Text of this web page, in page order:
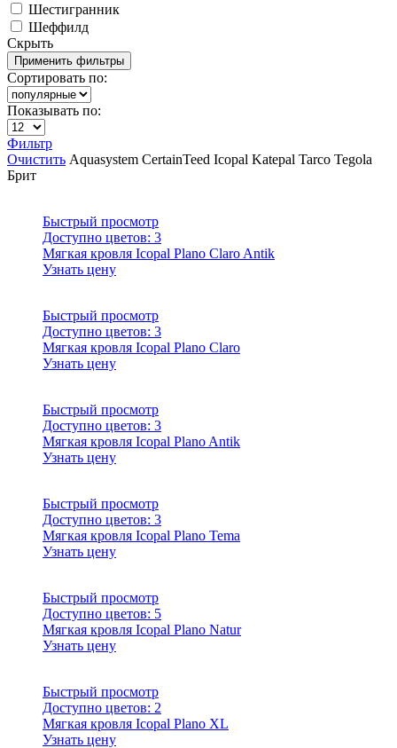
Шестигранник
Шеффилд
Скрыть
Сортировать по:
Показывать по:
Фильтр
Очистить Aquasystem CertainTeed Icopal Katepal Tarco Tegola
Брит
Быстрый просмотр
Доступно цветов: 3
Мягкая кровля Icopal Plano Claro Antik
Узнать цену
Быстрый просмотр
Доступно цветов: 3
Мягкая кровля Icopal Plano Claro
Узнать цену
Быстрый просмотр
Доступно цветов: 3
Мягкая кровля Icopal Plano Antik
Узнать цену
Быстрый просмотр
Доступно цветов: 3
Мягкая кровля Icopal Plano Tema
Узнать цену
Быстрый просмотр
Доступно цветов: 5
Мягкая кровля Icopal Plano Natur
Узнать цену
Быстрый просмотр
Доступно цветов: 2
Мягкая кровля Icopal Plano XL
Узнать цену